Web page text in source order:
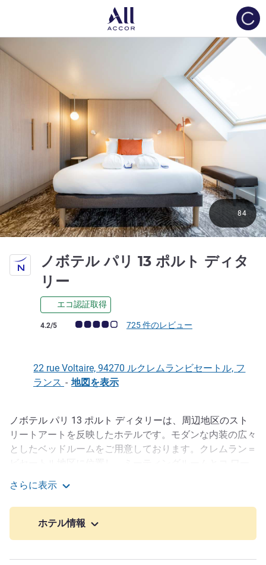
ノボテル パリ 13 ポルト ディタ
リー
エコ認証取得
お客さまの声 (確認済みレビュー アコーホテルズ)
4.2/5 725 件のレビュー
84
22 rue Voltaire, 94270 ルクレムランビセートル, フ
ランス - 地図を表示
説明
ノボテル パリ 13 ポルト ディタリーは、周辺地区のスト
リートアートを反映したホテルです。モダンな内装の広々
としたベッドルームをご用意しております。クレムラン＝
キングスペース、ボードゲームやビデオゲームを囲んでご
家族やご友人とお楽しみいただける環境も備えておりま
す。一日の終わりには、バーでくつろぎの時間をお楽しみ
ください。
ョッピング好きな方には、近くに複数のモールがありま
さらに表示
ホテル情報